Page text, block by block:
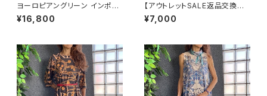
ヨーロピアングリーン インポー
トワンピース｜ストレッチジャー
ジ 七分袖ワンピース｜グリーン
¥16,800
【アウトレットSALE返品交換不
可8/20まで】ホルターネック＆
厚手ニットワンピース｜切り替え
¥7,000